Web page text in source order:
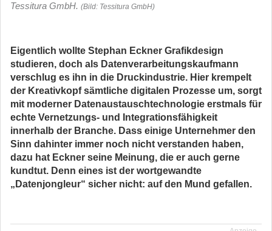
Tessitura GmbH. (Bild: Tessitura GmbH)
Eigentlich wollte Stephan Eckner Grafikdesign
studieren, doch als Datenverarbeitungskaufmann
verschlug es ihn in die Druckindustrie. Hier krempelt
der Kreativkopf sämtliche digitalen Prozesse um, sorgt
mit moderner Datenaustauschtechnologie erstmals für
echte Vernetzungs- und Integrationsfähigkeit
innerhalb der Branche. Dass einige Unternehmer den
Sinn dahinter immer noch nicht verstanden haben,
dazu hat Eckner seine Meinung, die er auch gerne
kundtut. Denn eines ist der wortgewandte
„Datenjongleur“ sicher nicht: auf den Mund gefallen.